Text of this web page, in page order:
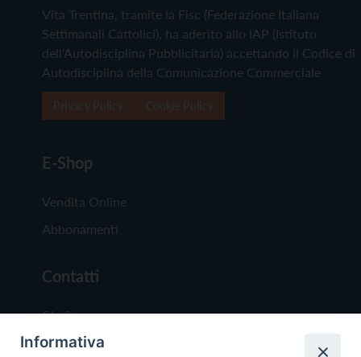
Vita Trentina, tramite la Fisc (Federazione Italiana
Settimanali Cattolici), ha aderito allo IAP (Istituto
dell'Autodisciplina Pubblicitaria) accettando il Codice di
Autodisciplina della Comunicazione Commerciale
E-Shop
Vendita Online
Abbonamenti
Contatti
Chi Siamo
Redazione
Informativa